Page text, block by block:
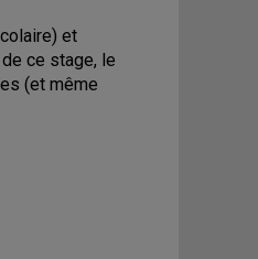
et
ce stage, le
(et même